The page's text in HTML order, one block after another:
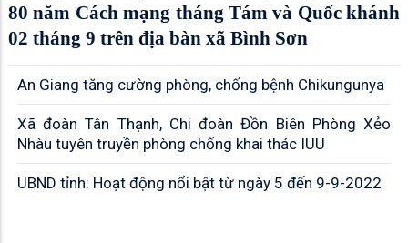
80 năm Cách mạng tháng Tám và Quốc khánh
02 tháng 9 trên địa bàn xã Bình Sơn
An Giang tăng cường phòng, chống bệnh Chikungunya
Xã đoàn Tân Thạnh, Chi đoàn Đồn Biên Phòng Xẻo
Nhàu tuyên truyền phòng chống khai thác IUU
UBND tỉnh: Hoạt động nổi bật từ ngày 5 đến 9-9-2022